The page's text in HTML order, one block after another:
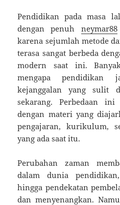
Pendidikan pada masa
dengan penuh neymar88
karena sejumlah metode
terasa sangat berbeda
modern saat ini.
mengapa pendidikan
kejanggalan yang sulit
sekarang. Perbedaan
dengan materi yang
pengajaran, kurikulum,
yang ada saat itu.
Perubahan zaman
dalam dunia
hingga pendekatan
dan menyenangkan.